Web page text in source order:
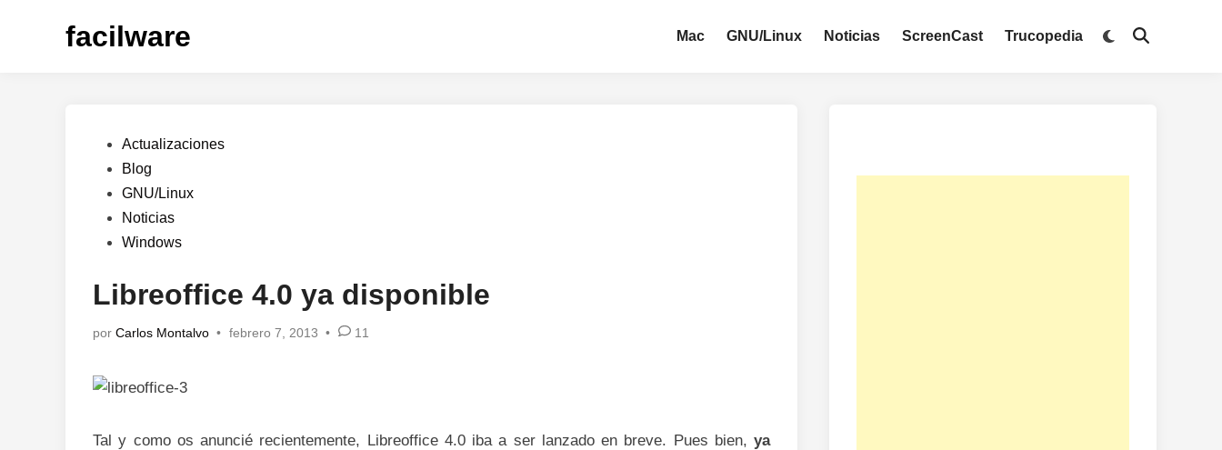
facilware Mac GNU/Linux Noticias ScreenCast Trucopedia
Publicado
en
Actualizaciones
Blog
GNU/Linux
Noticias
Windows
Libreoffice 4.0 ya disponible
por Carlos Montalvo • febrero 7, 2013 • 11
Tal y como os anuncié recientemente, Libreoffice 4.0 iba a ser lanzado en breve. Pues bien, ya